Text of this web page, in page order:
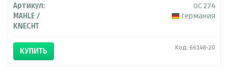
Артикул:
OC 274
MAHLE /
KNECHT
Германия
КУПИТЬ Код: 66148-20